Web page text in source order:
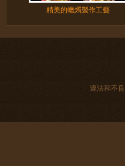
精美的蠟燭製作工藝
違法和不